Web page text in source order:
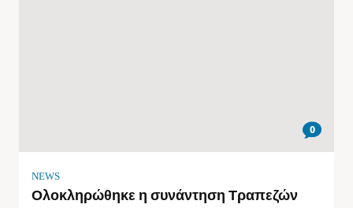
0
NEWS
Ολοκληρώθηκε η συνάντηση Τραπεζών